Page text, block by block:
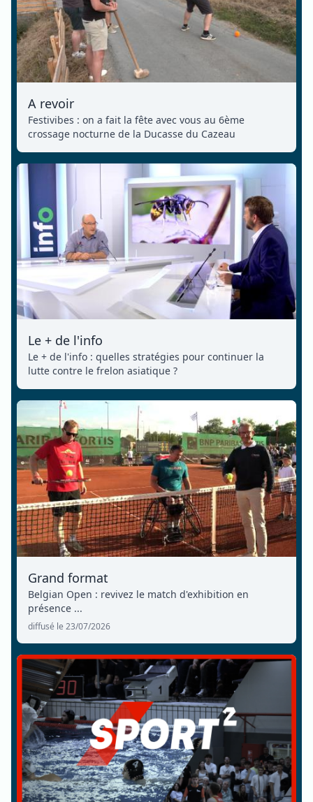
A revoir
Festivibes : on a fait la fête avec vous au 6ème
crossage nocturne de la Ducasse du Cazeau
Le + de l'info
Le + de l'info : quelles stratégies pour continuer la
lutte contre le frelon asiatique ?
Grand format
Belgian Open : revivez le match d'exhibition en
présence ...
diffusé le 23/07/2026